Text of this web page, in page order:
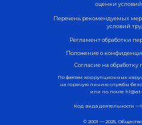
© 2001 — 2025,
оценки условий
Регламент обработки
Перечень рекомендуемых
условий
Положение о
Согласие на
По фактам коррупционных
на горячую линию службы
или по почте
Код вида деятельности